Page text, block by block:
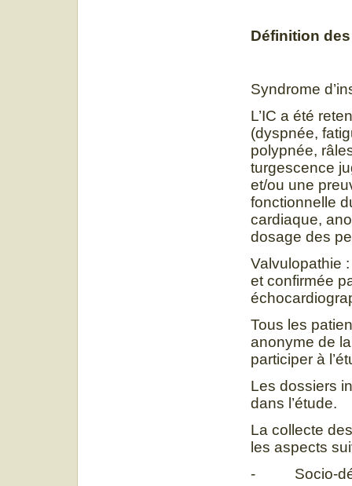
Définition
Syndrome
L’IC a été
(dyspnée,
polypnée,
turgescence
et/ou une
fonctionnelle
cardiaque,
dosage des
Valvulopathie
et confirmée
Tous les
anonyme de
participer à
Les dossiers
dans l’étude.
La collecte
les aspects
- Socio-